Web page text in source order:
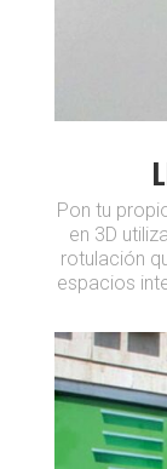
Pon tu
en 3D
rotulación
espacios